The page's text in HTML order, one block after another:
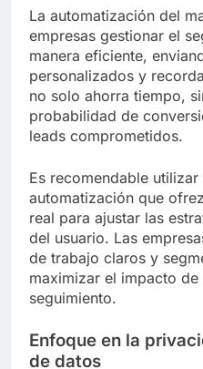
La automatización del
empresas gestionar el
manera eficiente,
personalizados y
no solo ahorra tiempo,
probabilidad de
leads comprometidos.
Es recomendable
automatización que
real para ajustar las
del usuario. Las
de trabajo claros y
maximizar el impacto de
seguimiento.
Enfoque en la
de datos